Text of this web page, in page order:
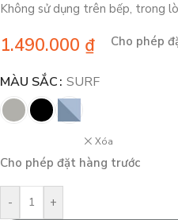
Không sử dụng trên bếp, trong
1.490.000 ₫ Cho phép
MÀU SẮC SURF
Xóa
Cho phép đặt hàng trước
- +